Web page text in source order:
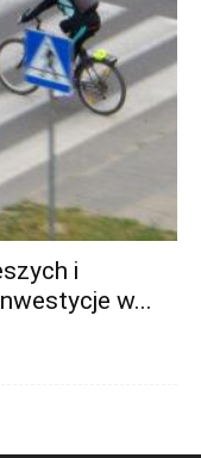
i
w...